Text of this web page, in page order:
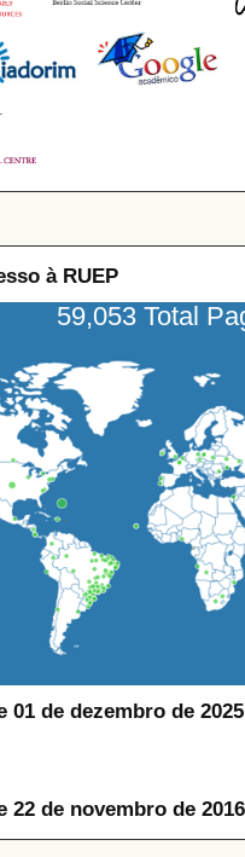
à RUEP
59,053 Total
01 de dezembro de
22 de novembro de